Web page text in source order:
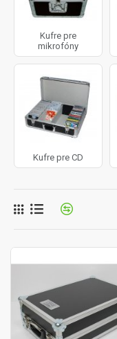
Kufre pre
mikrofóny
Kufre pre CD